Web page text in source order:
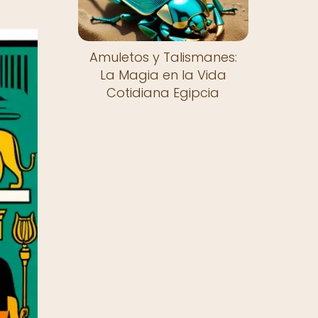
Amuletos y Talismanes:
La Magia en la Vida
Cotidiana Egipcia